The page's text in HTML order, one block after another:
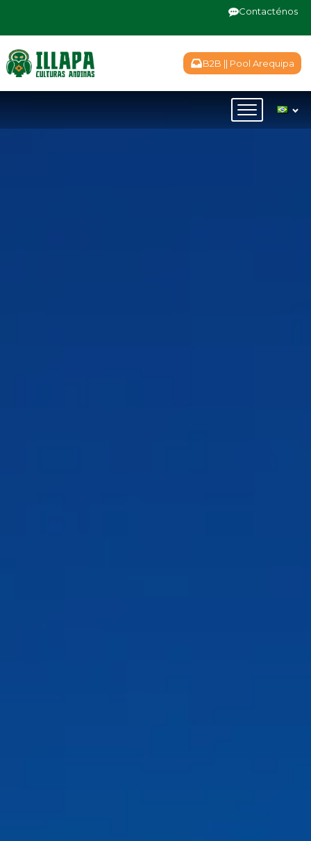
Contacténos
B2B || Pool Arequipa